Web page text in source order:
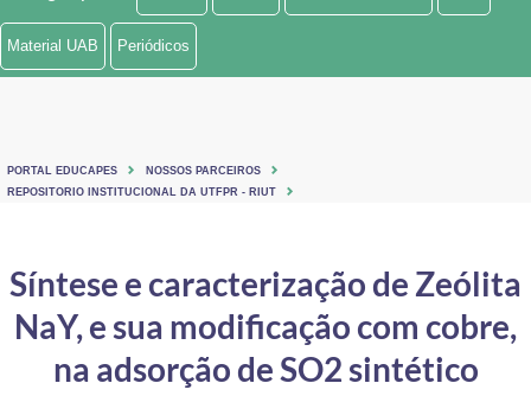
Ministério de Minas e Energia
Ministério do Turismo
Controladoria-Geral da União
Ministério da Mulher, da Família e dos Direitos Humanos
Material UAB Periódicos
PORTAL EDUCAPES
NOSSOS PARCEIROS
REPOSITORIO INSTITUCIONAL DA UTFPR - RIUT
Síntese e caracterização de Zeólita
NaY, e sua modificação com cobre,
na adsorção de SO2 sintético